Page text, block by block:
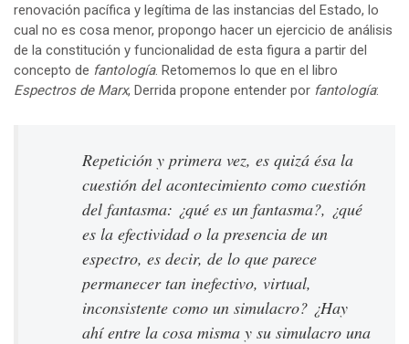
renovación pacífica y legítima de las instancias del Estado, lo
cual no es cosa menor, propongo hacer un ejercicio de análisis
de la constitución y funcionalidad de esta figura a partir del
concepto de fantología. Retomemos lo que en el libro
Espectros de Marx, Derrida propone entender por fantología:
Repetición y primera vez, es quizá ésa la
cuestión del acontecimiento como cuestión
del fantasma: ¿qué es un fantasma?, ¿qué
es la efectividad o la presencia de un
espectro, es decir, de lo que parece
permanecer tan inefectivo, virtual,
inconsistente como un simulacro? ¿Hay
ahí entre la cosa misma y su simulacro una